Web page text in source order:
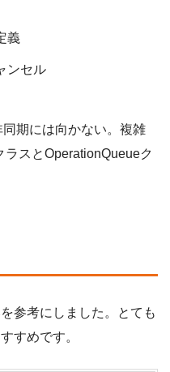
義
ンセル
期には向かない。複雑
スとOperationQueueク
参考にしました。とても
すめです。